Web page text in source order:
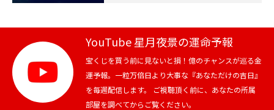
テニス
スポーツ
競馬
YouTube 星月夜景の運命予報
宝くじを買う前に見ないと損！億のチャンスが巡る金
運予報。一粒万倍日より大事な『あなただけの吉日』
を毎週配信します。 ご視聴頂く前に、あなたの所属
部屋を調べてからご覧ください。